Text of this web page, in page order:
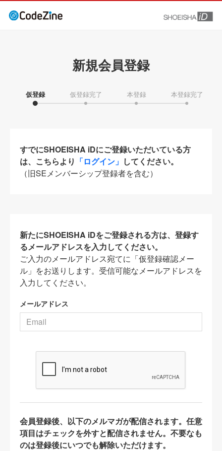
新規会員登録
仮登録 仮登録完了 本登録 本登録完了
すでにSHOEISHA iDにご登録いただいている方
は、こちらより 「ログイン」 してください。
（旧SEメンバーシップ登録者を含む）
新たにSHOEISHA iDをご登録される方は、登録す
るメールアドレスを入力してください。
ご入力のメールアドレス宛てに「仮登録確認メー
ル」をお送りします。受信可能なメールアドレスを
入力してください。
メールアドレス
会員登録後、以下のメルマガが配信されます。任意
項目はチェックを外すと配信されません。不要なも
のは登録後にいつでも解除いただけます。